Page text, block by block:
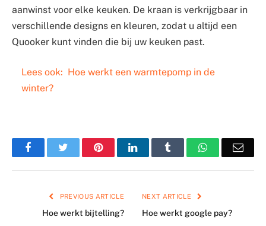
aanwinst voor elke keuken. De kraan is verkrijgbaar in
verschillende designs en kleuren, zodat u altijd een
Quooker kunt vinden die bij uw keuken past.
Lees ook: Hoe werkt een warmtepomp in de
winter?
FacebookTwitter PinterestLinkedIn Tumblr WhatsApp
PREVIOUS ARTICLE
Hoe werkt bijtelling?
NEXT ARTICLE
Hoe werkt google pay?